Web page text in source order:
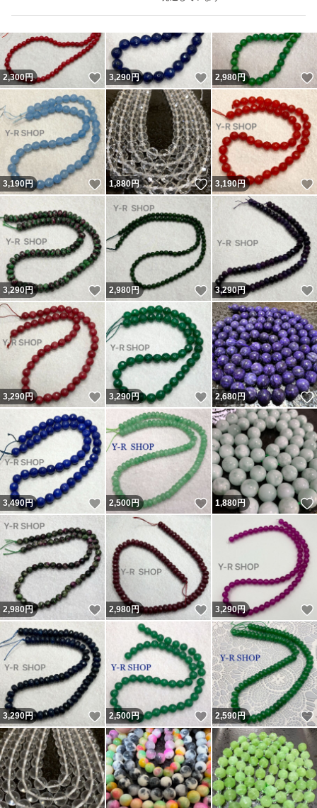
arrowsユナイテッドアローズbeauty & youthビューティー
アンドユースgreen label relaxingグリーンレーベルリラク
シングgo slow caravanゴースローキャラバンTITICACAチ
チカカcayhaneチャイハネaminaアミナleeリーchampion
チャンピオンLevi'sリーバイス
2,300円 いいね！
3,290円 いいね！
2,980円
3,190円 いいね！
1,880円 いいね！
3,190円
3,290円 いいね！
2,980円 いいね！
3,290円
3,290円 いいね！
3,290円 いいね！
2,680円
3,490円 いいね！
2,500円 いいね！
1,880円
2,980円 いいね！
2,980円 いいね！
3,290円
3,290円 いいね！
2,500円 いいね！
2,590円